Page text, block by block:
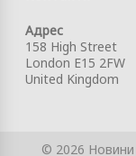
Адрес
158 High Street
London E15 2FW
United Kingdom
© 2026 Новини